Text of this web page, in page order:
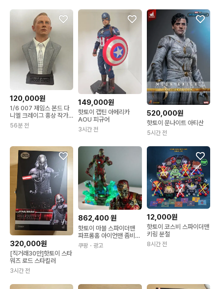
120,000원
1/6 007 제임스 본드 다
니엘 크레이그 흉상 작가
작 커스텀 핫토이 X
56분 전
149,000원
핫토이 캡틴 아메리카
AOU 피규어
3시간 전
520,000원
핫토이 문나이트 아티산
5시간 전
320,000원
[직거래30만]핫토이 스타
워즈 로드 스타킬러
3시간 전
862,400원
핫토이 마블 스파이더맨
파프롬홈 아이언맨 좀비
버전 32cm 관절 액션 피
규어 1개
쿠팡 ・광고
12,000원
핫토이 코스비 스파이더맨
키링 분철
8시간 전